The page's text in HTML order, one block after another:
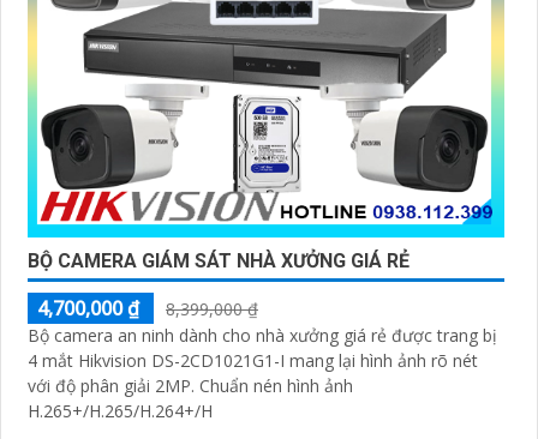
BỘ CAMERA GIÁM SÁT NHÀ XƯỞNG GIÁ RẺ
4,700,000 ₫
8,399,000 ₫
Bộ camera an ninh dành cho nhà xưởng giá rẻ được trang bị
4 mắt Hikvision DS-2CD1021G1-I mang lại hình ảnh rõ nét
với độ phân giải 2MP. Chuẩn nén hình ảnh
H.265+/H.265/H.264+/H